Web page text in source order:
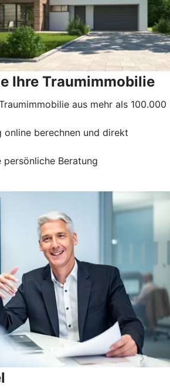
Ihre Traumimmobilie
aus mehr als 100.000
online berechnen und direkt
persönliche Beratung